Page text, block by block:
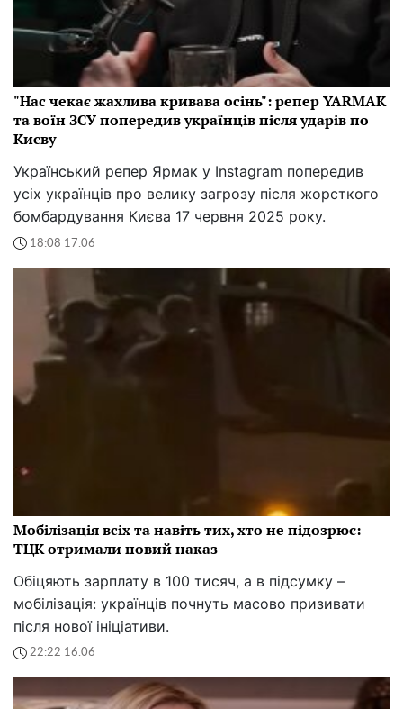
"Нас чекає жахлива кривава осінь": репер YARMAK
та воїн ЗСУ попередив українців після ударів по
Києву
Український репер Ярмак у Instagram попередив
усіх українців про велику загрозу після жорсткого
бомбардування Києва 17 червня 2025 року.
18:08 17.06
Мобілізація всіх та навіть тих, хто не підозрює:
ТЦК отримали новий наказ
Обіцяють зарплату в 100 тисяч, а в підсумку –
мобілізація: українців почнуть масово призивати
після нової ініціативи.
22:22 16.06